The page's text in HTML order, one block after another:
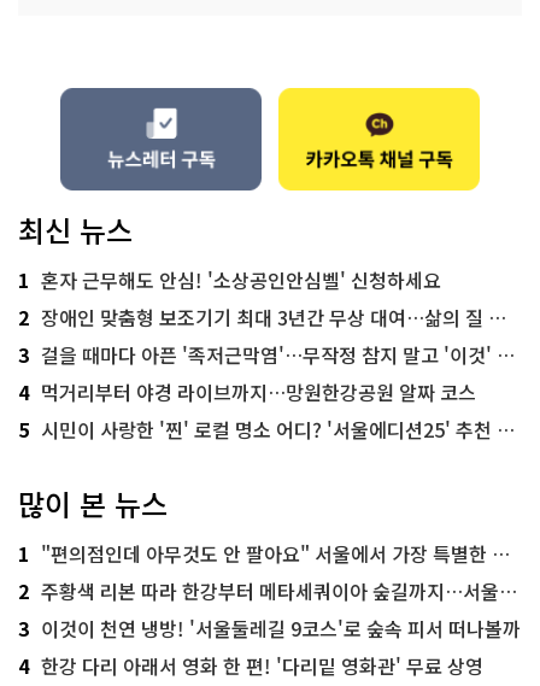
최신 뉴스
1 혼자 근무해도 안심! '소상공인안심벨' 신청하세요
2 장애인 맞춤형 보조기기 최대 3년간 무상 대여…삶의 질 높인다
3 걸을 때마다 아픈 '족저근막염'…무작정 참지 말고 '이것' 해보세요!
4 먹거리부터 야경 라이브까지…망원한강공원 알짜 코스
5 시민이 사랑한 '찐' 로컬 명소 어디? '서울에디션25' 추천 코스
많이 본 뉴스
1 "편의점인데 아무것도 안 팔아요" 서울에서 가장 특별한 편의점의 정체
2 주황색 리본 따라 한강부터 메타세쿼이아 숲길까지…서울둘레길 15코스
3 이것이 천연 냉방! '서울둘레길 9코스'로 숲속 피서 떠나볼까
4 한강 다리 아래서 영화 한 편! '다리밑 영화관' 무료 상영